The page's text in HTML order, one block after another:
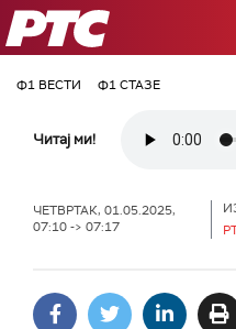
РТС
Ф1 ВЕСТИ Ф1 СТАЗЕ
Читај ми!
ЧЕТВРТАК, 01.05.2025,
07:10 -> 07:17